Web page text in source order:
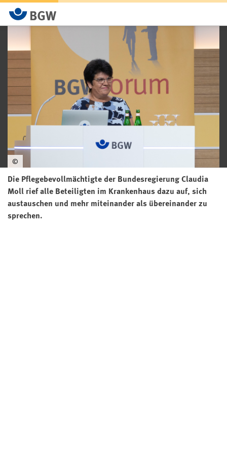
©
Die Pflegebevollmächtigte der Bundesregierung Claudia
Moll rief alle Beteiligten im Krankenhaus dazu auf, sich
austauschen und mehr miteinander als übereinander zu
sprechen.